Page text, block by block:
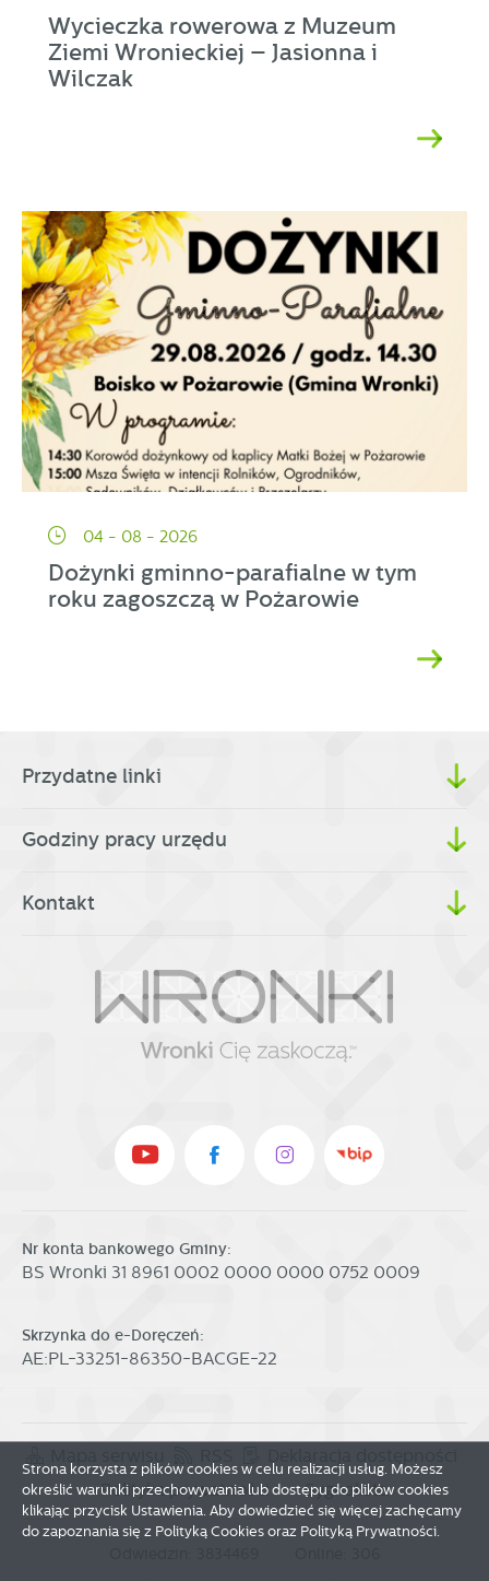
Wycieczka rowerowa z Muzeum
Ziemi Wronieckiej – Jasionna i
Wilczak
04 - 08 - 2026
Dożynki gminno-parafialne w tym
roku zagoszczą w Pożarowie
Przydatne linki
Godziny pracy urzędu
Kontakt
Nr konta bankowego Gminy:
BS Wronki 31 8961 0002 0000 0000 0752 0009
Skrzynka do e-Doręczeń:
AE:PL-33251-86350-BACGE-22
Polityka prywatności
Sygnalista
Strona korzysta z plików cookies w celu realizacji usług. Możesz
określić warunki przechowywania lub dostępu do plików cookies
klikając przycisk Ustawienia. Aby dowiedzieć się więcej zachęcamy
do zapoznania się z Polityką Cookies oraz Polityką Prywatności.